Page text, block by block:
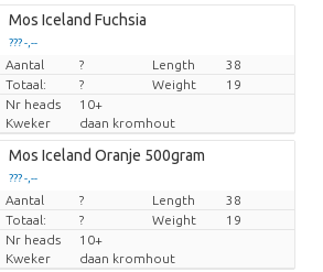
Mos Iceland Fuchsia
??? -,--
Prijs per stuk
Aantal ? Length
38
Totaal:
? Weight
19
Nr heads
10+
Kweker
daan kromhout
Mos Iceland Oranje 500gram
??? -,--
Prijs per stuk
Aantal ? Length
38
Totaal:
? Weight
19
Nr heads
10+
Kweker
daan kromhout